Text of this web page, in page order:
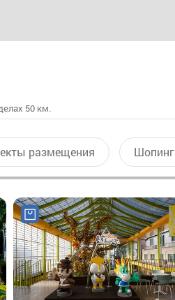
50 км.
размещения Шопинг